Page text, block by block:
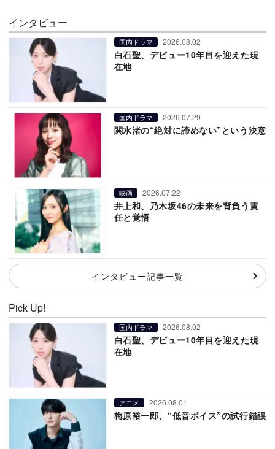
インタビュー
国内ドラマ 2026.08.02
白石聖、デビュー10年目を迎えた現
在地
国内ドラマ 2026.07.29
関水渚の“絶対に諦めない”という決意
映画 2026.07.22
井上和、乃木坂46の未来を背負う責
任と覚悟
インタビュー記事一覧
Pick Up!
国内ドラマ 2026.08.02
白石聖、デビュー10年目を迎えた現
在地
アニメ 2026.08.01
梅原裕一郎、“低音ボイス”の試行錯誤